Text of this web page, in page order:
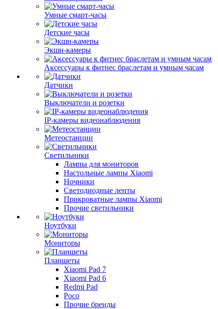
Умные смарт-часы
Детские часы
Экшн-камеры
Аксессуары к фитнес браслетам и умным часам
Датчики
Выключатели и розетки
IP-камеры видеонаблюдения
Метеостанции
Светильники
Лампы для мониторов
Настольные лампы Xiaomi
Ночники
Светодиодные ленты
Прикроватные лампы Xiaomi
Прочие светильники
Ноутбуки
Мониторы
Планшеты
Xiaomi Pad 7
Xiaomi Pad 6
Redmi Pad
Poco
Прочие бренды